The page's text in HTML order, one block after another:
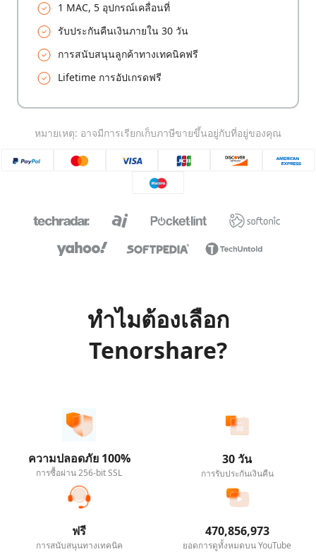
1 MAC, 5 อุปกรณ์เคลื่อนที่
รับประกันคืนเงินภายใน 30 วัน
การสนับสนุนลูกค้าทางเทคนิคฟรี
Lifetime การอัปเกรดฟรี
หมายเหตุ: อาจมีการเรียกเก็บภาษีขายขึ้นอยู่กับที่อยู่ของคุณ
ทำไมต้องเลือก
Tenorshare?
ความปลอดภัย 100%
การซื้อผ่าน 256-bit SSL
30 วัน
การรับประกันเงินคืน
ฟรี
การสนับสนุนทางเทคนิค
470,856,973
ยอดการดูทั้งหมดบน YouTube